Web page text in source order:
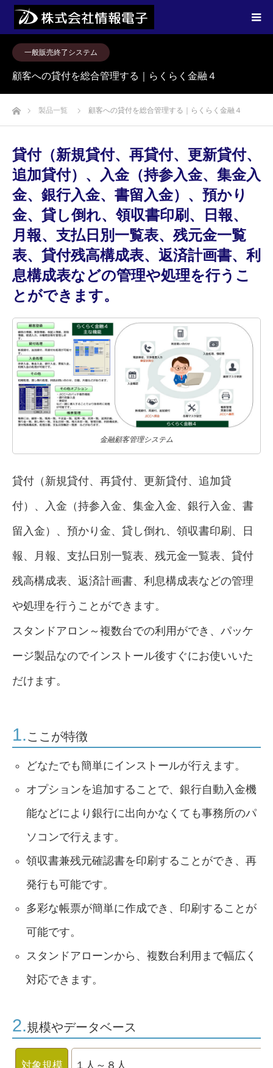
一般販売終了システム
顧客への貸付を総合管理する｜らくらく金融４
ホーム製品一覧 顧客への貸付を総合管理する｜らくらく金融４
貸付（新規貸付、再貸付、更新貸付、
追加貸付）、入金（持参入金、集金入
金、銀行入金、書留入金）、預かり
金、貸し倒れ、領収書印刷、日報、
月報、支払日別一覧表、残元金一覧
表、貸付残高構成表、返済計画書、利
息構成表などの管理や処理を行うこ
とができます。
金融顧客管理システム
貸付（新規貸付、再貸付、更新貸付、追加貸
付）、入金（持参入金、集金入金、銀行入金、書
留入金）、預かり金、貸し倒れ、領収書印刷、日
報、月報、支払日別一覧表、残元金一覧表、貸付
残高構成表、返済計画書、利息構成表などの管理
や処理を行うことができます。
スタンドアロン～複数台での利用ができ、パッケ
ージ製品なのでインストール後すぐにお使いいた
だけます。
1.ここが特徴
どなたでも簡単にインストールが行えます。
オプションを追加することで、銀行自動入金機
能などにより銀行に出向かなくても事務所のパ
ソコンで行えます。
領収書兼残元確認書を印刷することができ、再
発行も可能です。
多彩な帳票が簡単に作成でき、印刷することが
可能です。
スタンドアローンから、複数台利用まで幅広く
対応できます。
2.規模やデータベース
対象規模 １人～８人